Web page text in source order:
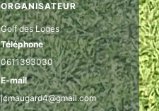
ORGANISATEUR
Golf des Loges
Téléphone
0611393030
E-mail
jcmaugard4@gmail.com